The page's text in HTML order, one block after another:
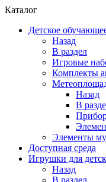
Каталог
Детское
Назад
В раздел
Игровые
Комплекты
Назад
В
Элементы
Доступная среда
Игрушки для
Назад
В раздел